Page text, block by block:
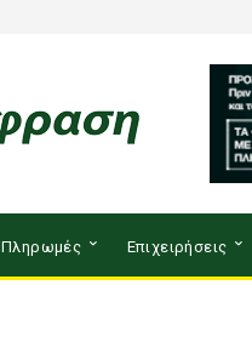
Πληρωμές Επιχειρήσεις